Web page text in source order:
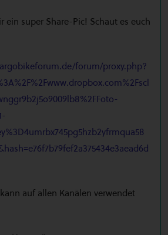
ein super Share-Pic! Schaut es euch
forum/proxy.php?
auf allen Kanälen verwendet